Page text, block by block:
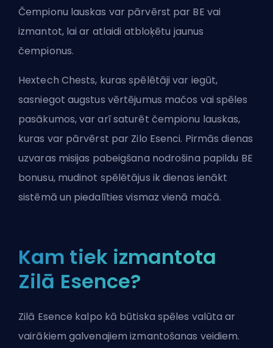
Čempionu lauskas var pārvērst par BE vai
izmantot, lai ar atlaidi atbloķētu jaunus
čempionus.
Hextech Chests, kuras spēlētāji var iegūt,
sasniegot augstus vērtējumus mačos vai spēles
pasākumos, var arī saturēt čempionu lauskas,
kuras var pārvērst par Zilo Esenci. Pirmās dienas
uzvaras misijas pabeigšana nodrošina papildu BE
bonusu, mudinot spēlētājus ik dienas ienākt
sistēmā un piedalīties vismaz vienā mačā.
Kam tiek izmantota
Zilā Esence?
Zilā Esence kalpo kā būtiska spēles valūta ar
vairākiem galvenajiem izmantošanas veidiem.